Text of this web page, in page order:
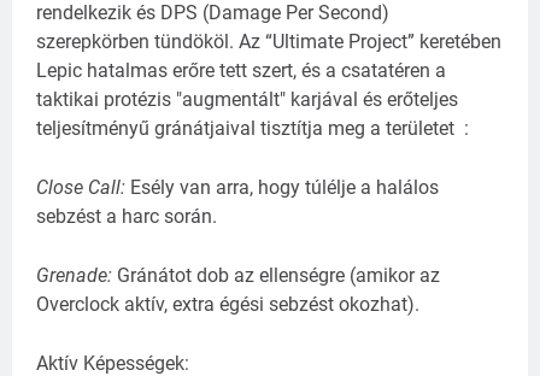
rendelkezik és DPS (Damage Per Second)
szerepkörben tündököl. Az “Ultimate Project” keretében
Lepic hatalmas erőre tett szert, és a csatatéren a
taktikai protézis "augmentált" karjával és erőteljes
teljesítményű gránátjaival tisztítja meg a területet :
Close Call: Esély van arra, hogy túlélje a halálos
sebzést a harc során.
Grenade: Gránátot dob az ellenségre (amikor az
Overclock aktív, extra égési sebzést okozhat).
Aktív Képességek: